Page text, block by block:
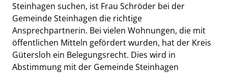
Steinhagen suchen, ist Frau Schröder bei der
Gemeinde Steinhagen die richtige
Ansprechpartnerin. Bei vielen Wohnungen, die mit
öffentlichen Mitteln gefördert wurden, hat der Kreis
Gütersloh ein Belegungsrecht. Dies wird in
Abstimmung mit der Gemeinde Steinhagen